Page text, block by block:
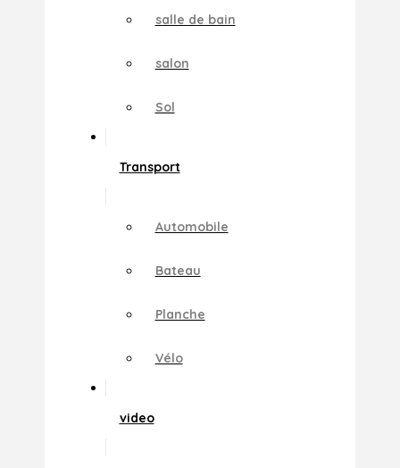
salle de bain
salon
Sol
Transport
Automobile
Bateau
Planche
Vélo
video